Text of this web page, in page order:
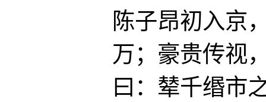
陈子昂初入京
万；豪贵传视
曰：辇千缗市